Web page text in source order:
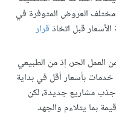
العروض المتوفرة في
قبل اتخاذقرار
الحر، إذ من الطبيعي
بأسعار أقل في بداية
مشاريع جديدة، لكن
بما يتلاءم والجهد